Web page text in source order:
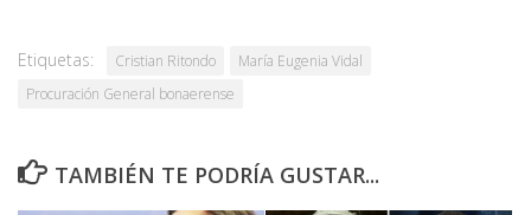
Etiquetas: Cristian Ritondo
María Eugenia Vidal
Procuración General bonaerense
TAMBIÉN TE PODRÍA GUSTAR...